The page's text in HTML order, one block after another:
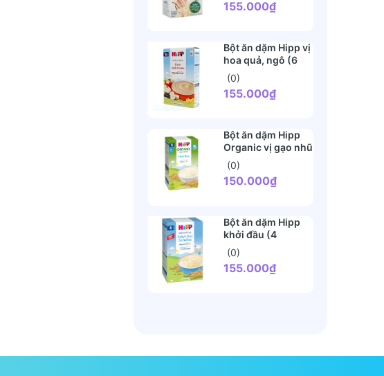
155.000₫
Bột ăn dặm Hipp vị
hoa quả, ngô (6
tháng+)
(0)
155.000₫
Bột ăn dặm Hipp
Organic vị gạo nhũ
nhi (4 tháng+)
(0)
150.000₫
Bột ăn dặm Hipp
khởi đầu (4
tháng+)
(0)
155.000₫